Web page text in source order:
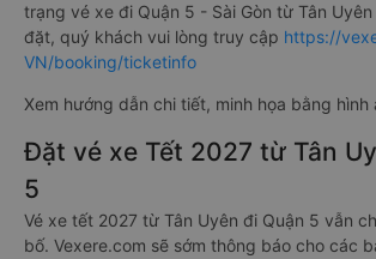
trạng vé xe đi Quận 5 - Sài Gòn từ Tân
đặt, quý khách vui lòng truy cập https://
VN/booking/ticketinfo
Xem hướng dẫn chi tiết, minh họa bằng hình
Đặt vé xe Tết 2027 từ Tân
5
Vé xe tết 2027 từ Tân Uyên đi Quận 5 vẫn
bố. Vexere.com sẽ sớm thông báo cho các